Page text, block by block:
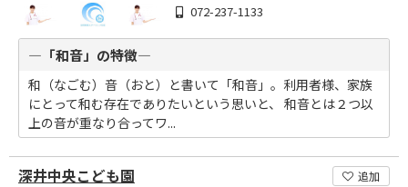
072-237-1133
―「和音」の特徴―
和（なごむ）音（おと）と書いて「和音」。利用者様、家族
にとって和む存在でありたいという思いと、 和音とは２つ以
上の音が重なり合ってワ...
深井中央こども園 追加